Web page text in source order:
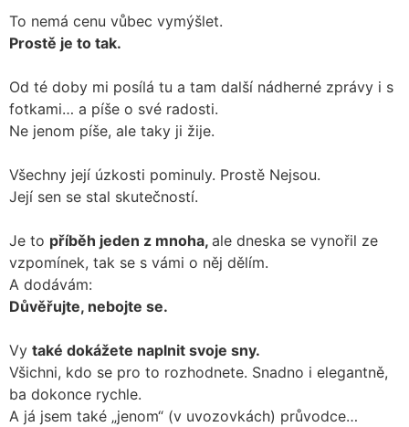
To nemá cenu vůbec vymýšlet.
Prostě je to tak.
Od té doby mi posílá tu a tam další nádherné zprávy i s
fotkami… a píše o své radosti.
Ne jenom píše, ale taky ji žije.
Všechny její úzkosti pominuly. Prostě Nejsou.
Její sen se stal skutečností.
Je to příběh jeden z mnoha, ale dneska se vynořil ze
vzpomínek, tak se s vámi o něj dělím.
A dodávám:
Důvěřujte, nebojte se.
Vy také dokážete naplnit svoje sny.
Všichni, kdo se pro to rozhodnete. Snadno i elegantně,
ba dokonce rychle.
A já jsem také „jenom“ (v uvozovkách) průvodce…